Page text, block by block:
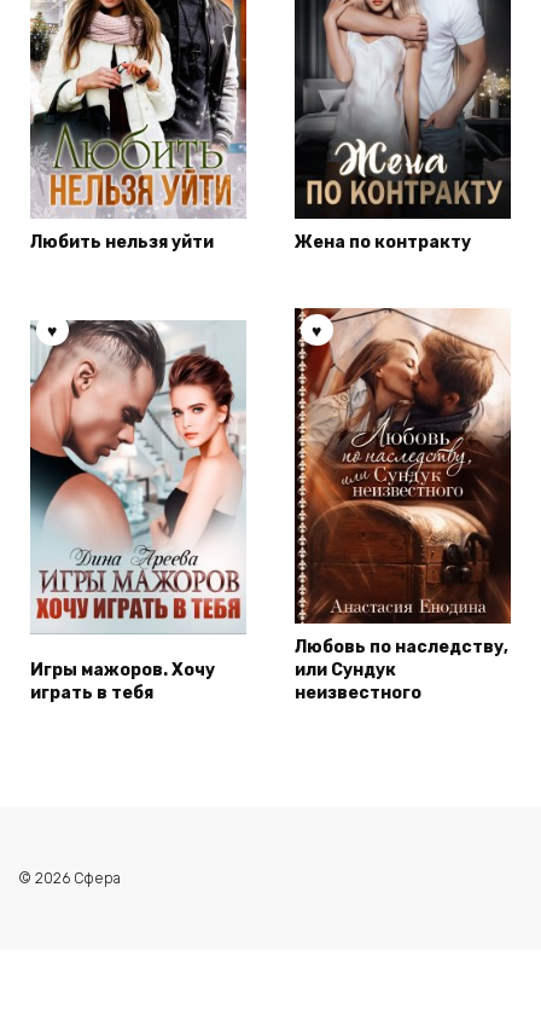
Любить нельзя уйти Жена по контракту
Игры мажоров. Хочу
играть в тебя
Любовь по наследству,
или Сундук
неизвестного
© 2026 Сфера